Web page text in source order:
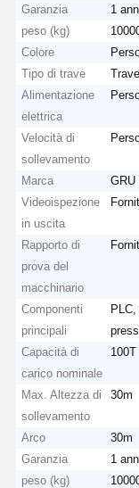
Garanzia
1
peso (kg)
Colore
Tipo di trave
Alimentazione
elettrica
Velocità di
sollevamento
Marca
GRU
Videoispezione
in uscita
Rapporto di
prova del
macchinario
Componenti
principali
Capacità di
carico nominale
100T
Max. Altezza di
sollevamento
30m
Arco
30m
Garanzia
1
peso (kg)